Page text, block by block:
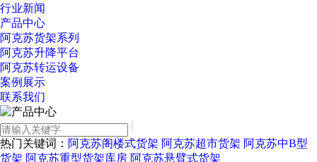
行业新闻
产品中心
阿克苏货架系列
阿克苏升降平台
阿克苏转运设备
案例展示
联系我们
热门关键词： 阿克苏阁楼式货架 阿克苏超市货架 阿克苏中B型
货架 阿克苏重型货架库房 阿克苏悬臂式货架